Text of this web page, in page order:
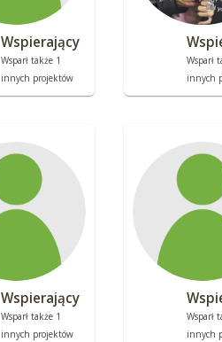
Wspierający
Wsparł także 1
innych projektów
Wsparł
innych
Wspierający
Wsparł także 1
innych projektów
Wsparł
innych